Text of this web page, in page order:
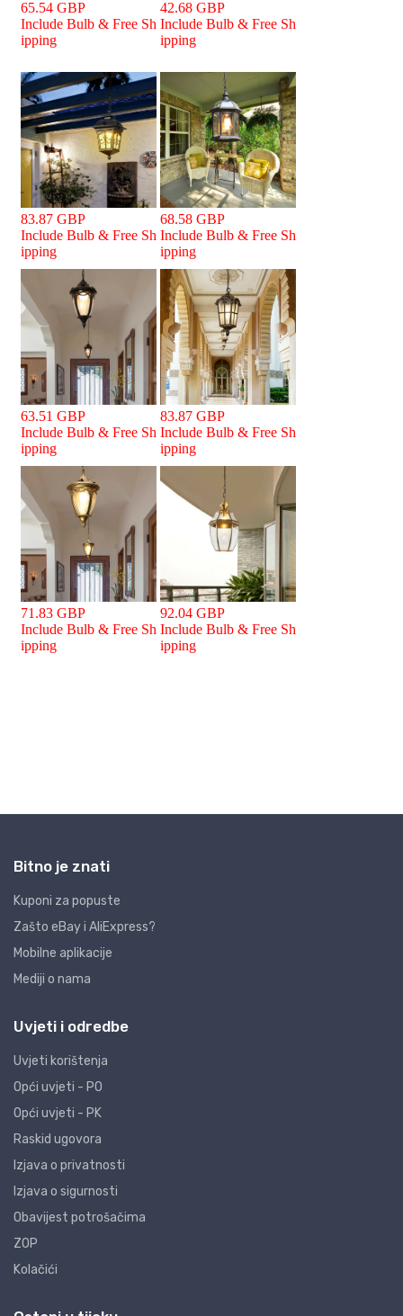
Bitno je znati
Kuponi za popuste
Zašto eBay i AliExpress?
Mobilne aplikacije
Mediji o nama
Uvjeti i odredbe
Uvjeti korištenja
Opći uvjeti - PO
Opći uvjeti - PK
Raskid ugovora
Izjava o privatnosti
Izjava o sigurnosti
Obavijest potrošačima
ZOP
Kolačići